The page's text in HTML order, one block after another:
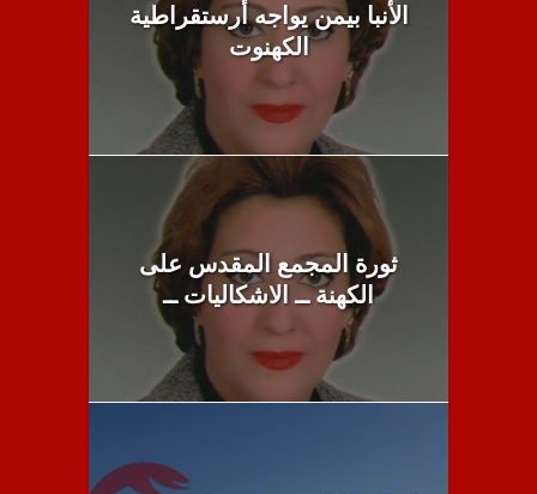
الأنبا بيمن يواجه أرستقراطية
الكهنوت
ثورة المجمع المقدس على
الكهنة ــ الاشكاليات ــ